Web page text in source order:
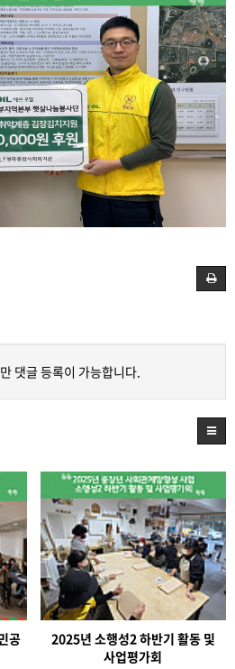
댓글 등록이 가능합니다.
공
2025년 소행성2 하반기 활동 및
사업평가회